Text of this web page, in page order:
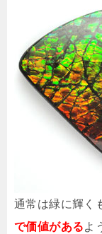
通常は緑に輝く
で価値があるよ